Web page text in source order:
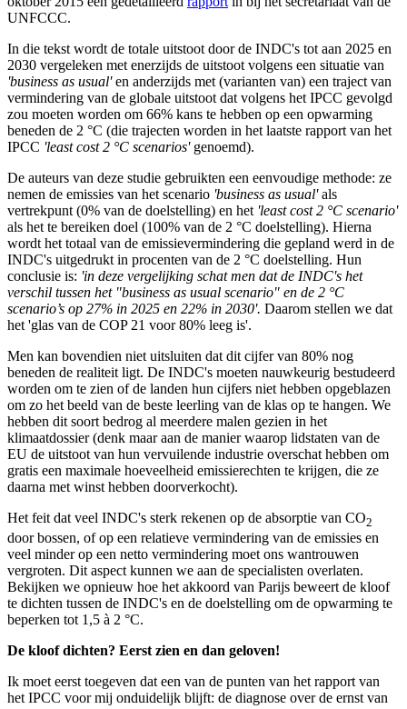
UNFCCC.
In die tekst wordt de totale uitstoot door de INDC's tot aan 2025 en
2030 vergeleken met enerzijds de uitstoot volgens een situatie van
'business as usual'en anderzijds met (varianten van) een traject van
vermindering van de globale uitstoot dat volgens het IPCC gevolgd
zou moeten worden om 66% kans te hebben op een opwarming
beneden de 2 °C (die trajecten worden in het laatste rapport van het
IPCC 'least cost 2 °C scenarios'genoemd).
De auteurs van deze studie gebruikten een eenvoudige methode: ze
nemen de emissies van het scenario 'business as usual'als
vertrekpunt (0% van de doelstelling) en het 'least cost 2 °C scenario'
als het te bereiken doel (100% van de 2 °C doelstelling). Hierna
wordt het totaal van de emissievermindering die gepland werd in de
INDC's uitgedrukt in procenten van de 2 °C doelstelling. Hun
conclusie is: 'in deze vergelijking schat men dat de INDC's het
verschil tussen het "business as usual scenario" en de 2 °C
scenario’s op 27% in 2025 en 22% in 2030'. Daarom stellen we dat
het 'glas van de COP 21 voor 80% leeg is'.
Men kan bovendien niet uitsluiten dat dit cijfer van 80% nog
beneden de realiteit ligt. De INDC's moeten nauwkeurig bestudeerd
worden om te zien of de landen hun cijfers niet hebben opgeblazen
om zo het beeld van de beste leerling van de klas op te hangen. We
hebben dit soort bedrog al meerdere malen gezien in het
klimaatdossier (denk maar aan de manier waarop lidstaten van de
EU de uitstoot van hun vervuilende industrie overschat hebben om
gratis een maximale hoeveelheid emissierechten te krijgen, die ze
daarna met winst hebben doorverkocht).
Het feit dat veel INDC's sterk rekenen op de absorptie van CO2
door bossen, of op een relatieve vermindering van de emissies en
veel minder op een netto vermindering moet ons wantrouwen
vergroten. Dit aspect kunnen we aan de specialisten overlaten.
Bekijken we opnieuw hoe het akkoord van Parijs beweert de kloof
te dichten tussen de INDC's en de doelstelling om de opwarming te
beperken tot 1,5 à 2 °C.
De kloof dichten? Eerst zien en dan geloven!
Ik moet eerst toegeven dat een van de punten van het rapport van
het IPCC voor mij onduidelijk blijft: de diagnose over de ernst van